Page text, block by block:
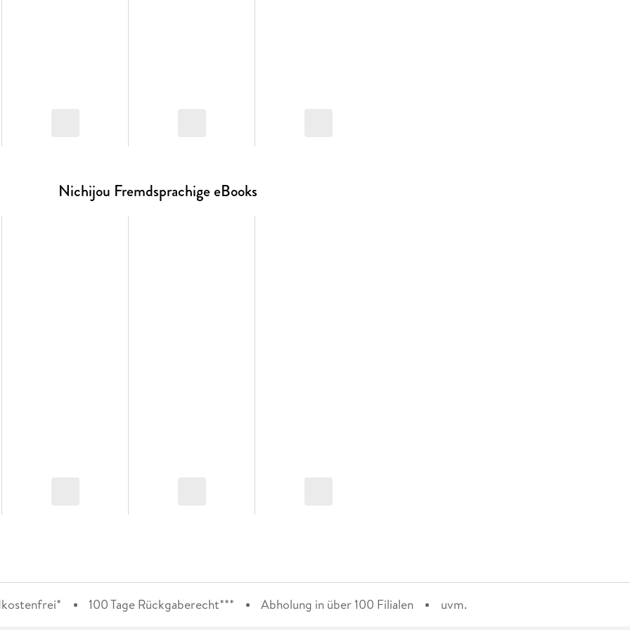
Nichijou Fremdsprachige eBooks
100 Tage Rückgaberecht*** Abholung in über 100 Filialen uvm.